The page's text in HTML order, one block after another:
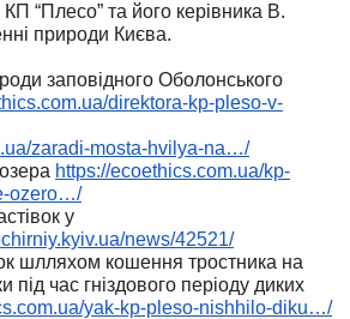
“Плесо” та його керівника В.
природи Києва.
заповідного Оболонського
direktora-kp-pleso-v-
zaradi-mosta-hvilya-na…/
https://ecoethics.com.ua/kp-
ozero…/
у
news/42521/
шлляхом кошення тростника на
під час гніздового періоду диких
yak-kp-pleso-nishhilo-diku…/